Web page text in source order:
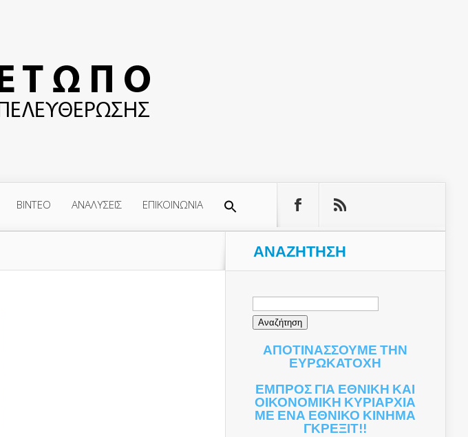
ΒΙΝΤΕΟ ΑΝΑΛΥΣΕΙΣ ΕΠΙΚΟΙΝΩΝΙΑ
ΑΝΑΖΉΤΗΣΗ
Αναζήτηση
ΑΠΟΤΙΝΑΣΣΟΥΜΕ ΤΗΝ
ΕΥΡΩΚΑΤΟΧΗ
ΕΜΠΡΟΣ ΓΙΑ ΕΘΝΙΚΗ ΚΑΙ
ΟΙΚΟΝΟΜΙΚΗ ΚΥΡΙΑΡΧΙΑ
ΜΕ ΕΝΑ ΕΘΝΙΚΟ ΚΙΝΗΜΑ
ΓΚΡΕΞΙΤ!!